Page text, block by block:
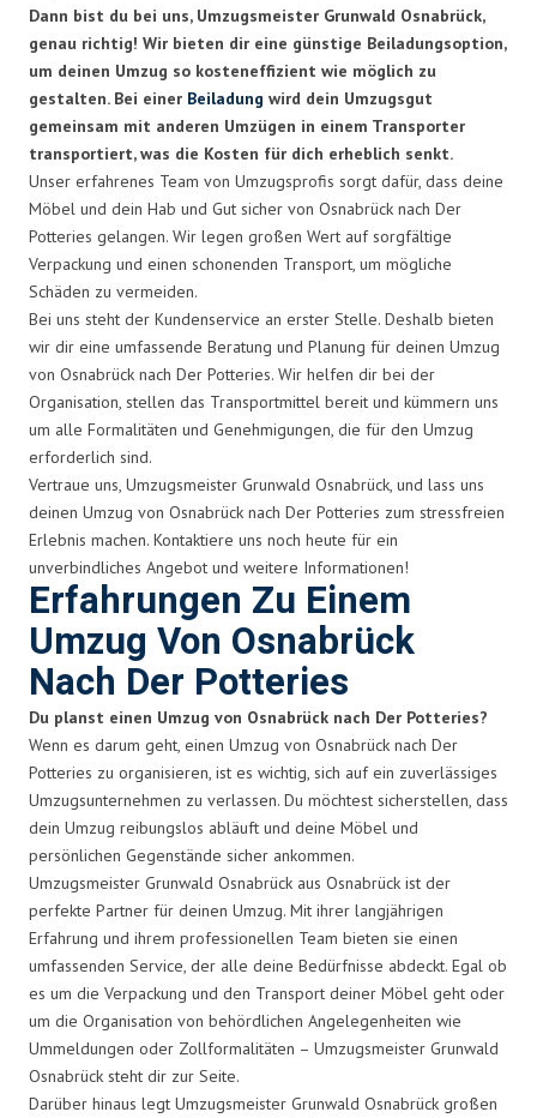
Dann bist du bei uns, Umzugsmeister Grunwald Osnabrück,
genau richtig! Wir bieten dir eine günstige Beiladungsoption,
um deinen Umzug so kosteneffizient wie möglich zu
gestalten. Bei einer Beiladung wird dein Umzugsgut
gemeinsam mit anderen Umzügen in einem Transporter
transportiert, was die Kosten für dich erheblich senkt.
Unser erfahrenes Team von Umzugsprofis sorgt dafür, dass deine
Möbel und dein Hab und Gut sicher von Osnabrück nach Der
Potteries gelangen. Wir legen großen Wert auf sorgfältige
Verpackung und einen schonenden Transport, um mögliche
Schäden zu vermeiden.
Bei uns steht der Kundenservice an erster Stelle. Deshalb bieten
wir dir eine umfassende Beratung und Planung für deinen Umzug
von Osnabrück nach Der Potteries. Wir helfen dir bei der
Organisation, stellen das Transportmittel bereit und kümmern uns
um alle Formalitäten und Genehmigungen, die für den Umzug
erforderlich sind.
Vertraue uns, Umzugsmeister Grunwald Osnabrück, und lass uns
deinen Umzug von Osnabrück nach Der Potteries zum stressfreien
Erlebnis machen. Kontaktiere uns noch heute für ein
unverbindliches Angebot und weitere Informationen!
Erfahrungen Zu Einem
Umzug Von Osnabrück
Nach Der Potteries
Du planst einen Umzug von Osnabrück nach Der Potteries?
Wenn es darum geht, einen Umzug von Osnabrück nach Der
Potteries zu organisieren, ist es wichtig, sich auf ein zuverlässiges
Umzugsunternehmen zu verlassen. Du möchtest sicherstellen, dass
dein Umzug reibungslos abläuft und deine Möbel und
persönlichen Gegenstände sicher ankommen.
Umzugsmeister Grunwald Osnabrück aus Osnabrück ist der
perfekte Partner für deinen Umzug. Mit ihrer langjährigen
Erfahrung und ihrem professionellen Team bieten sie einen
umfassenden Service, der alle deine Bedürfnisse abdeckt. Egal ob
es um die Verpackung und den Transport deiner Möbel geht oder
um die Organisation von behördlichen Angelegenheiten wie
Ummeldungen oder Zollformalitäten – Umzugsmeister Grunwald
Osnabrück steht dir zur Seite.
Darüber hinaus legt Umzugsmeister Grunwald Osnabrück großen